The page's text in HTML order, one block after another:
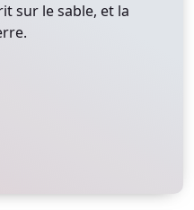
sur le sable, et la